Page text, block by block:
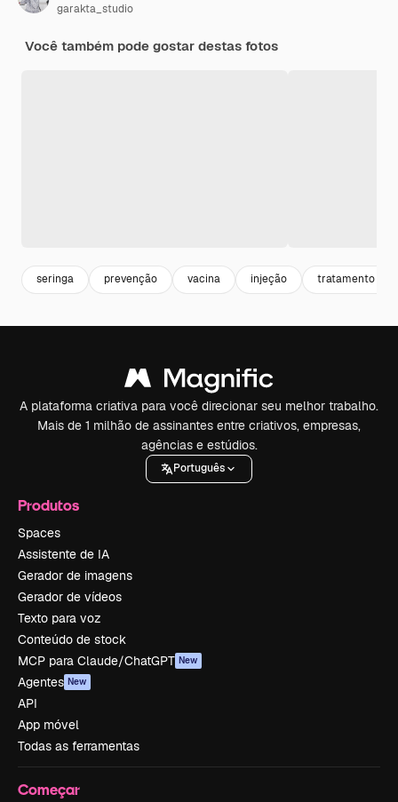
garakta_studio
Você também pode gostar destas fotos
seringa prevenção vacina injeção tratamento
A plataforma criativa para você direcionar seu melhor trabalho.
Mais de 1 milhão de assinantes entre criativos, empresas,
agências e estúdios.
Português
Produtos
Spaces
Assistente de IA
Gerador de imagens
Gerador de vídeos
Texto para voz
Conteúdo de stock
MCP para Claude/ChatGPT New
Agentes New
API
App móvel
Todas as ferramentas
Começar